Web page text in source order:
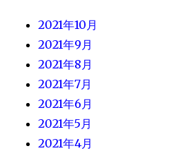
2021年10月
2021年9月
2021年8月
2021年7月
2021年6月
2021年5月
2021年4月